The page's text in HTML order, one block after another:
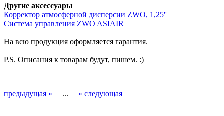
Другие аксессуары
Корректор атмосферной дисперсии ZWO, 1,25''
Система управления ZWO ASIAIR
На всю продукция оформляется гарантия.
P.S. Описания к товарам будут, пишем. :)
предыдущая « ... » следующая